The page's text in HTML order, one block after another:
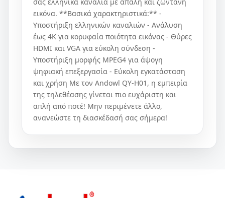
εικόνα. **Βασικά χαρακτηριστικά:** -
Υποστήριξη ελληνικών καναλιών - Ανάλυση
έως 4K για κορυφαία ποιότητα εικόνας - Θύρες
HDMI και VGA για εύκολη σύνδεση -
Υποστήριξη μορφής MPEG4 για άψογη
ψηφιακή επεξεργασία - Εύκολη εγκατάσταση
και χρήση Με τον Andowl QY-H01, η εμπειρία
της τηλεθέασης γίνεται πιο ευχάριστη και
απλή από ποτέ! Μην περιμένετε άλλο,
ανανεώστε τη διασκέδασή σας σήμερα!